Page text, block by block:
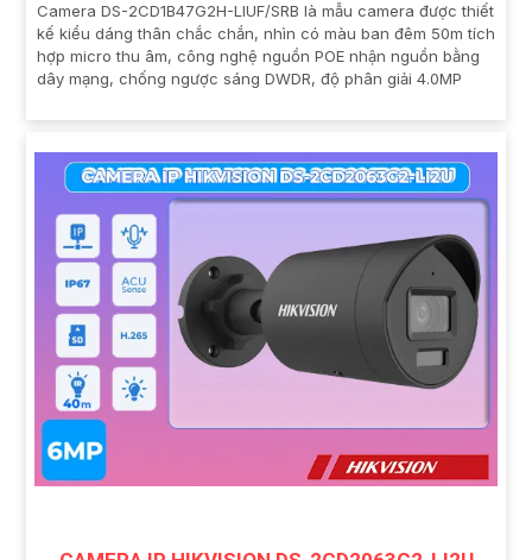
Camera DS-2CD1B47G2H-LIUF/SRB là mẫu camera được thiết
kế kiểu dáng thân chắc chắn, nhìn có màu ban đêm 50m tích
hợp micro thu âm, công nghệ nguồn POE nhận nguồn bằng
dây mạng, chống ngược sáng DWDR, độ phân giải 4.0MP